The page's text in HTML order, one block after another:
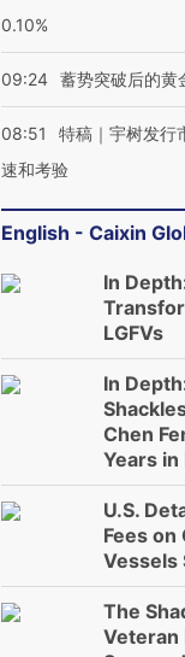
0.10%
09:24 蓄势突破后的黄
08:51
特稿｜宇树发行
速和考验
English - Caixin
In
LGFVs
In
Chen
Years in
U.S.
Fees on
Vessels
The
Veteran